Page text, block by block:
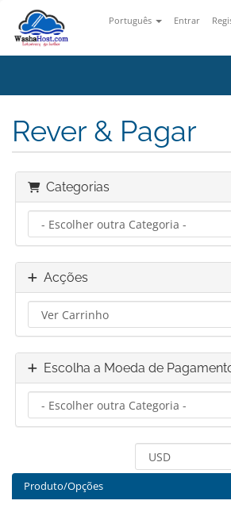
Português Entrar
Rever & Pagar
Categorias
Acções
Escolha a Moeda de
Produto/Opções